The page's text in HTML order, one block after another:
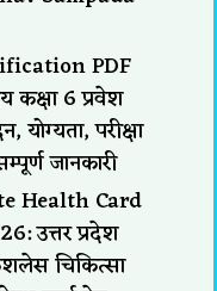
PDF
कक्षा 6 प्रवेश
योग्यता, परीक्षा
जानकारी
Health Card
उत्तर प्रदेश
चिकित्सा